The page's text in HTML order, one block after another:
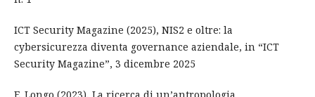
ICT Security Magazine (2025), NIS2 e oltre: la
cybersicurezza diventa governance aziendale, in “ICT
Security Magazine”, 3 dicembre 2025
E. Longo (2023), La ricerca di un’antropologia